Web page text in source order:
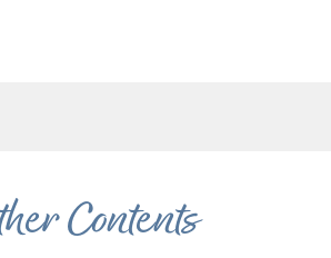
Contents